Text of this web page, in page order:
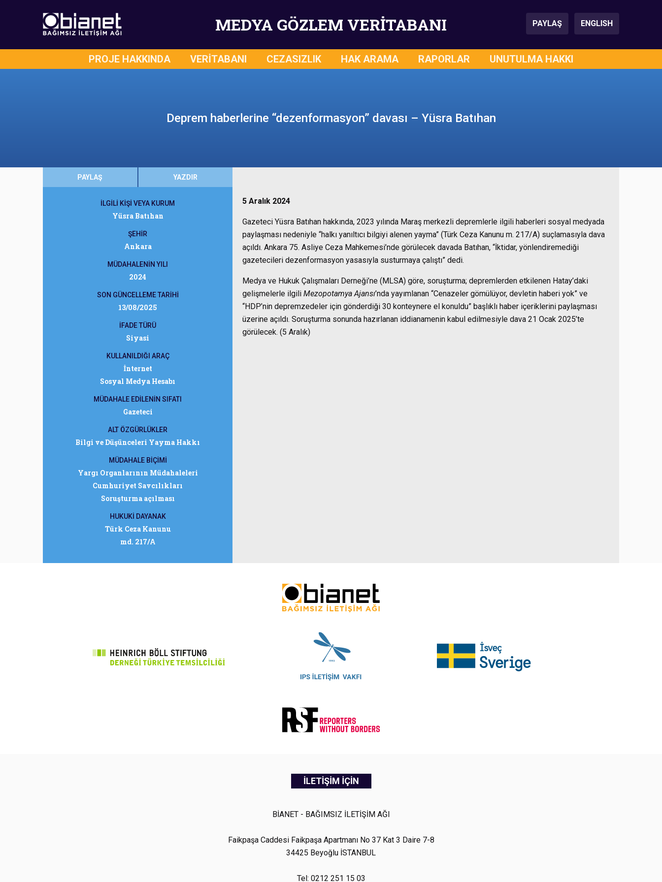
MEDYA GÖZLEM VERİTABANI PAYLAŞ ENGLISH
PROJE HAKKINDA VERİTABANI CEZASIZLIK HAK ARAMA RAPORLAR UNUTULMA HAKKI
Deprem haberlerine “dezenformasyon” davası – Yüsra Batıhan
PAYLAŞ YAZDIR
İLGİLİ KİŞİ VEYA KURUM
Yüsra Batıhan
ŞEHİR
Ankara
MÜDAHALENİN YILI
2024
SON GÜNCELLEME TARİHİ
13/08/2025
İFADE TÜRÜ
Siyasi
KULLANILDIĞI ARAÇ
İnternet
Sosyal Medya Hesabı
MÜDAHALE EDİLENİN SIFATI
Gazeteci
ALT ÖZGÜRLÜKLER
Bilgi ve Düşünceleri Yayma Hakkı
MÜDAHALE BİÇİMİ
Yargı Organlarının Müdahaleleri
Cumhuriyet Savcılıkları
Soruşturma açılması
HUKUKİ DAYANAK
Türk Ceza Kanunu
md. 217/A
5 Aralık 2024
Gazeteci Yüsra Batıhan hakkında, 2023 yılında Maraş merkezli depremlerle ilgili haberleri sosyal medyada
paylaşması nedeniyle “halkı yanıltıcı bilgiyi alenen yayma” (Türk Ceza Kanunu m. 217/A) suçlamasıyla dava
açıldı. Ankara 75. Asliye Ceza Mahkemesi’nde görülecek davada Batıhan, “İktidar, yönlendiremediği
gazetecileri dezenformasyon yasasıyla susturmaya çalıştı” dedi.
Medya ve Hukuk Çalışmaları Derneği’ne (MLSA) göre, soruşturma; depremlerden etkilenen Hatay’daki
gelişmelerle ilgili Mezopotamya Ajansı’nda yayımlanan “Cenazeler gömülüyor, devletin haberi yok” ve
“HDP’nin depremzedeler için gönderdiği 30 konteynere el konuldu” başlıklı haber içeriklerini paylaşması
üzerine açıldı. Soruşturma sonunda hazırlanan iddianamenin kabul edilmesiyle dava 21 Ocak 2025’te
görülecek. (5 Aralık)
İLETİŞİM İÇİN
BİANET - BAĞIMSIZ İLETİŞİM AĞI
Faikpaşa Caddesi Faikpaşa Apartmanı No 37 Kat 3 Daire 7-8
34425 Beyoğlu İSTANBUL
Tel: 0212 251 15 03